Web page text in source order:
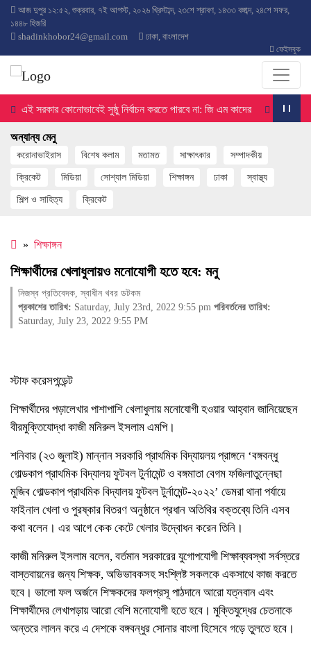
আজ দুপুর ১২:৫২, শুক্রবার, ৭ই আগস্ট, ২০২৬ খ্রিস্টাব্দ, ২৩শে শ্রাবণ, ১৪৩৩ বঙ্গাব্দ, ২৪শে সফর,
১৪৪৮ হিজরি
shadinkhobor24@gmail.com
ঢাকা, বাংলাদেশ
ফেইসবুক
এই সরকার কোনোভাবেই সুষ্ঠু নির্বাচন করতে পারবে না: জি এম কাদের ডাকসু
অন্যান্য মেনু
করোনাভাইরাস বিশেষ কলাম মতামত সাক্ষাৎকার সম্পাদকীয়
ক্রিকেট মিডিয়া সোশ্যাল মিডিয়া শিক্ষাঙ্গন ঢাকা স্বাস্থ্য
শিল্প ও সাহিত্য ক্রিকেট
» শিক্ষাঙ্গন
শিক্ষার্থীদের খেলাধুলায়ও মনোযোগী হতে হবে: মনু
নিজস্ব প্রতিবেদক, স্বাধীন খবর ডটকম
প্রকাশের তারিখ: Saturday, July 23rd, 2022 9:55 pm পরিবর্তনের তারিখ:
Saturday, July 23, 2022 9:55 PM
স্টাফ করেসপন্ডেন্ট
শিক্ষার্থীদের পড়ালেখার পাশাপাশি খেলাধুলায় মনোযোগী হওয়ার আহ্বান জানিয়েছেন
বীরমুক্তিযোদ্ধা কাজী মনিরুল ইসলাম এমপি।
শনিবার (২৩ জুলাই) মান্নান সরকারি প্রাথমিক বিদ্যায়লয় প্রাঙ্গনে ‘বঙ্গবন্ধু
গোল্ডকাপ প্রাথমিক বিদ্যালয় ফুটবল টুর্নামেন্ট ও বঙ্গমাতা বেগম ফজিলাতুন্নেছা
মুজিব গোল্ডকাপ প্রাথমিক বিদ্যালয় ফুটবল টুর্নামেন্ট-২০২২’ ডেমরা থানা পর্যায়ে
ফাইনাল খেলা ও পুরষ্কার বিতরণ অনুষ্ঠানে প্রধান অতিথির বক্তব্যে তিনি এসব
কথা বলেন। এর আগে কেক কেটে খেলার উদ্বোধন করেন তিনি।
কাজী মনিরুল ইসলাম বলেন, বর্তমান সরকারের যুগোপযোগী শিক্ষাব্যবস্থা সর্বস্তরে
বাস্তবায়নের জন্য শিক্ষক, অভিভাবকসহ সংশ্লিষ্ট সকলকে একসাথে কাজ করতে
হবে। ভালো ফল অর্জনে শিক্ষকদের ফলপ্রসূ পাঠদানে আরো যত্নবান এবং
শিক্ষার্থীদের লেখাপড়ায় আরো বেশি মনোযোগী হতে হবে। মুক্তিযুদ্ধের চেতনাকে
অন্তরে লালন করে এ দেশকে বঙ্গবন্ধুর সোনার বাংলা হিসেবে গড়ে তুলতে হবে।